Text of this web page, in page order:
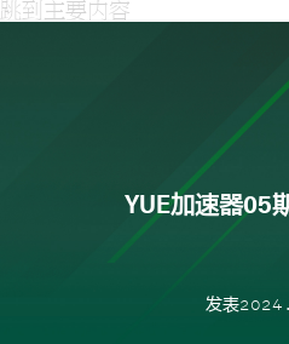
跳到主要内容
YUE加速器05
发表